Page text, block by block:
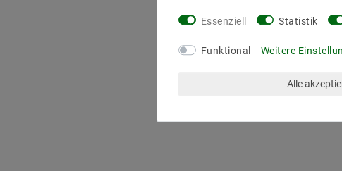
Essenziell Statistik
Funktional Weitere
Alle